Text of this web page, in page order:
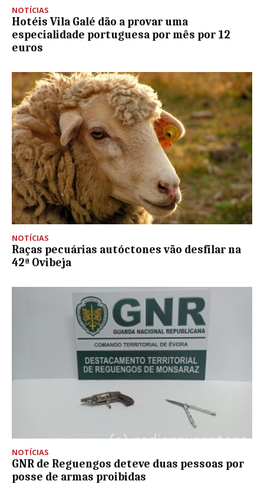
NOTÍCIAS
Hotéis Vila Galé dão a provar uma
especialidade portuguesa por mês por 12
euros
NOTÍCIAS
Raças pecuárias autóctones vão desfilar na
42ª Ovibeja
NOTÍCIAS
GNR de Reguengos deteve duas pessoas por
posse de armas proibidas